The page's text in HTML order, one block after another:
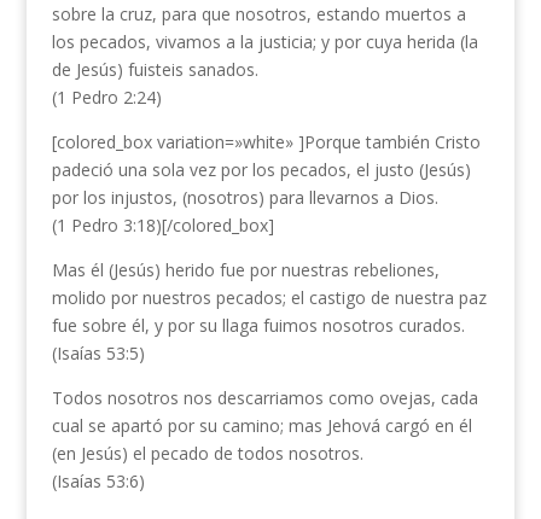
sobre la cruz, para que nosotros, estando muertos a
los pecados, vivamos a la justicia; y por cuya herida (la
de Jesús) fuisteis sanados.
(1 Pedro 2:24)
[colored_box variation=»white» ]Porque también Cristo
padeció una sola vez por los pecados, el justo (Jesús)
por los injustos, (nosotros) para llevarnos a Dios.
(1 Pedro 3:18)[/colored_box]
Mas él (Jesús) herido fue por nuestras rebeliones,
molido por nuestros pecados; el castigo de nuestra paz
fue sobre él, y por su llaga fuimos nosotros curados.
(Isaías 53:5)
Todos nosotros nos descarriamos como ovejas, cada
cual se apartó por su camino; mas Jehová cargó en él
(en Jesús) el pecado de todos nosotros.
(Isaías 53:6)